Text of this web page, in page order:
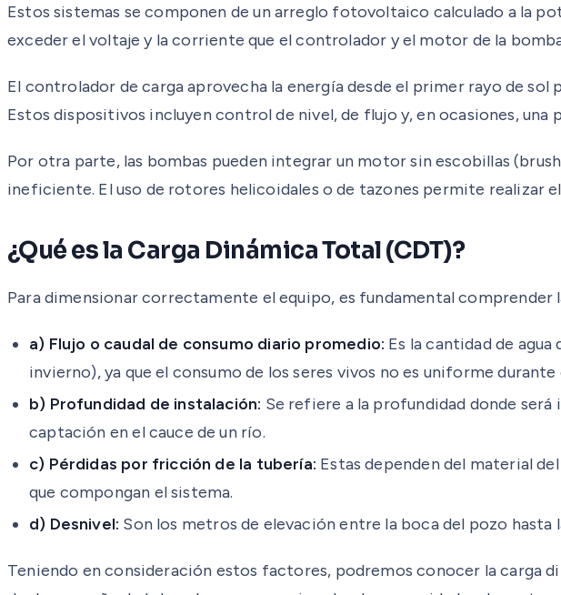
Estos sistemas se componen de un arreglo fotovoltaico calculado a la
exceder el voltaje y la corriente que el controlador y el motor de la
El controlador de carga aprovecha la energía desde el primer rayo de
Estos dispositivos incluyen control de nivel, de flujo y, en ocasiones,
Por otra parte, las bombas pueden integrar un motor sin escobillas
ineficiente. El uso de rotores helicoidales o de tazones permite realizar
¿Qué es la Carga Dinámica Total (CDT)?
Para dimensionar correctamente el equipo, es fundamental
a) Flujo o caudal de consumo diario promedio: Es la cantidad de
invierno), ya que el consumo de los seres vivos no es uniforme durante
b) Profundidad de instalación: Se refiere a la profundidad donde será
captación en el cauce de un río.
c) Pérdidas por fricción de la tubería: Estas dependen del material
que compongan el sistema.
d) Desnivel: Son los metros de elevación entre la boca del pozo
Teniendo en consideración estos factores, podremos conocer la carga